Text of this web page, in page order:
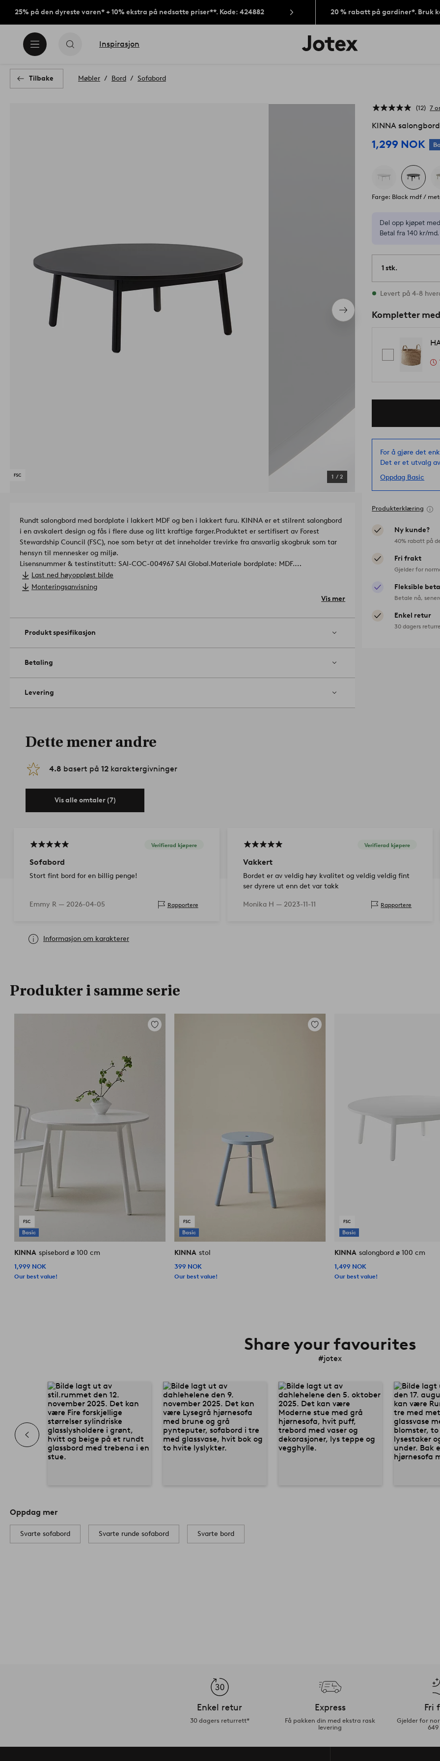
25% på den dyreste varen* + 10% ekstra på nedsatte priser**. Kode: 424882 20 % rabatt på gardiner*. Bruk
Inspirasjon
Jotex’
logo
Tilbake Møbler Bord Sofabord
Neste
produkt
1 / 2
12 7
KINNA
1,299 NOK
Farge: Black mdf /
Del opp kjøpet
Betal fra 140 kr/md.
1 stk.
På lager
Levert på 4-8
Kompletter med
For å gjøre det
Det er et utvalg
Oppdag Basic
Produkterklæring
Ny kunde?
40% rabatt på
Fri frakt
Gjelder for
Fleksible
Betale nå,
Enkel retur
30 dagers
Rundt salongbord med bordplate i lakkert MDF og ben i lakkert furu. KINNA er et stilrent salongbord
i en avskalert design og fås i flere duse og litt kraftige farger.Produktet er sertifisert av Forest
Stewardship Council (FSC), noe som betyr at det inneholder trevirke fra ansvarlig skogbruk som tar
hensyn til mennesker og miljø.
Lisensnummer & testinstitutt: SAI-COC-004967 SAI Global.Materiale bordplate: MDF.
Ben av materiale: furutre.
Belegg: lakket.
Antall pakker: 1.
Monteringsanvisning inkludert.
Last ned høyoppløst bilde
Monteringsanvisning
Vis mer
Produkt spesifikasjon
Betaling
Levering
Dette mener andre
4.8 basert på 12 karaktergivninger
Vis alle omtaler (7)
Verifierad kjøpere
Sofabord
Stort fint bord for en billig penge!
Emmy R — 2026-04-05 Rapportere
Verifierad kjøpere
Vakkert
Bordet er av veldig høy kvalitet og veldig veldig fint
ser dyrere ut enn det var takk
Monika H — 2023-11-11 Rapportere
Informasjon om karakterer
Produkter i samme serie
Basic
Legg
KINNA spisebord ø 100 cm
1,999 NOK
Our best value!
Basic
Legg
KINNA stol
399 NOK
Our best value!
Basic
KINNA salongbord ø 100 cm
1,499 NOK
Our best value!
Share your favourites
#jotex
Oppdag mer
Svarte sofabord Svarte runde sofabord Svarte bord
Enkel retur
30 dagers returrett*
Express
Få pakken din med ekstra rask
levering
Fri
Gjelder for
649